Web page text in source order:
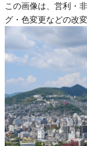
この画像は、営利・
グ・色変更などの改
※本サイトの 利用規約
営利利用
可
改変
可
クレジット表記